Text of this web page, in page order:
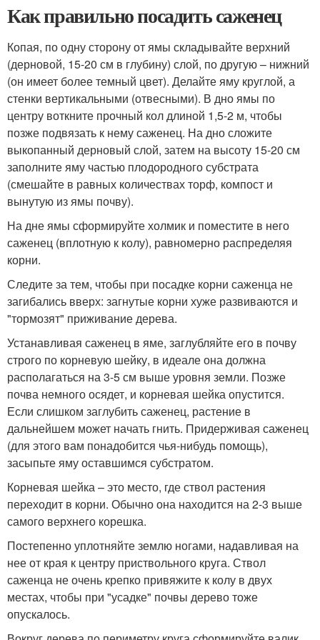
Как правильно посадить саженец
Копая, по одну сторону от ямы складывайте верхний
(дерновой, 15-20 см в глубину) слой, по другую – нижний
(он имеет более темный цвет). Делайте яму круглой, а
стенки вертикальными (отвесными). В дно ямы по
центру воткните прочный кол длиной 1,5-2 м, чтобы
позже подвязать к нему саженец. На дно сложите
выкопанный дерновый слой, затем на высоту 15-20 см
заполните яму частью плодородного субстрата
(смешайте в равных количествах торф, компост и
вынутую из ямы почву).
На дне ямы сформируйте холмик и поместите в него
саженец (вплотную к колу), равномерно распределяя
корни.
Следите за тем, чтобы при посадке корни саженца не
загибались вверх: загнутые корни хуже развиваются и
"тормозят" приживание дерева.
Устанавливая саженец в яме, заглубляйте его в почву
строго по корневую шейку, в идеале она должна
располагаться на 3-5 см выше уровня земли. Позже
почва немного осядет, и корневая шейка опустится.
Если слишком заглубить саженец, растение в
дальнейшем может начать гнить. Придерживая саженец
(для этого вам понадобится чья-нибудь помощь),
засыпьте яму оставшимся субстратом.
Корневая шейка – это место, где ствол растения
переходит в корни. Обычно она находится на 2-3 выше
самого верхнего корешка.
Постепенно уплотняйте землю ногами, надавливая на
нее от края к центру приствольного круга. Ствол
саженца не очень крепко привяжите к колу в двух
местах, чтобы при "усадке" почвы дерево тоже
опускалось.